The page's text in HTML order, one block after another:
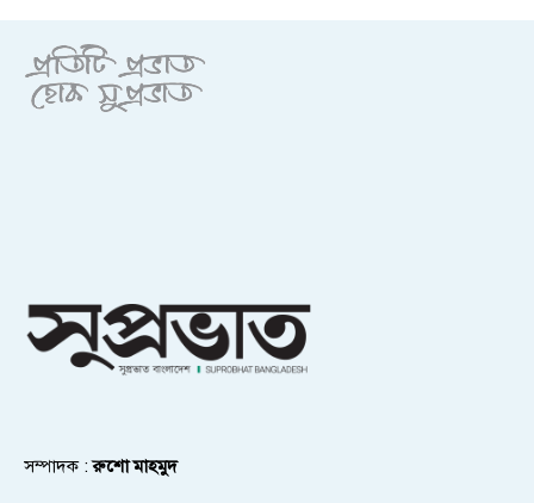
সম্পাদক :রুশো মাহমুদ